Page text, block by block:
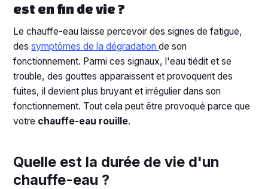
est en fin de vie ?
Le chauffe-eau laisse percevoir des signes de fatigue,
dessymptômes de la dégradationde son
fonctionnement. Parmi ces signaux, l'eau tiédit et se
trouble, des gouttes apparaissent et provoquent des
fuites, il devient plus bruyant et irrégulier dans son
fonctionnement. Tout cela peut être provoqué parce que
votre chauffe-eau rouille.
Quelle est la durée de vie d'un
chauffe-eau ?